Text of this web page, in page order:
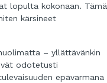
lopulta kokonaan. Tämä
kärsineet
– yllättävänkin
odotetusti
epävarmana